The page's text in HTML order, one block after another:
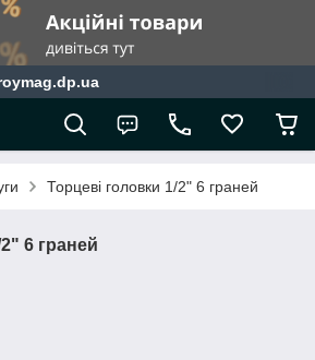
Торцеві головки 1/2" 6 граней
6 граней